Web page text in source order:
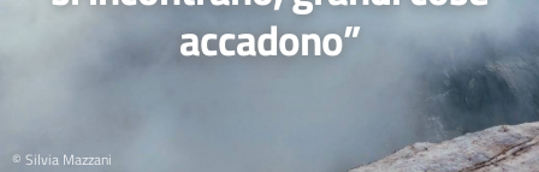
accadono”
© Silvia Mazzani